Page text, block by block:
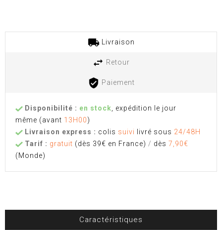
Livraison
Retour
Paiement
Disponibilité : en stock, expédition le jour
même (avant 13H00)
Livraison express : colis suivi livré sous 24/48H
Tarif : gratuit (dès 39€ en France) / dès 7,90€
(Monde)
Caractéristiques